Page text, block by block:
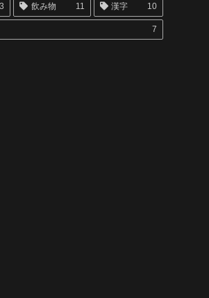
飲み物 11 漢字 10
7